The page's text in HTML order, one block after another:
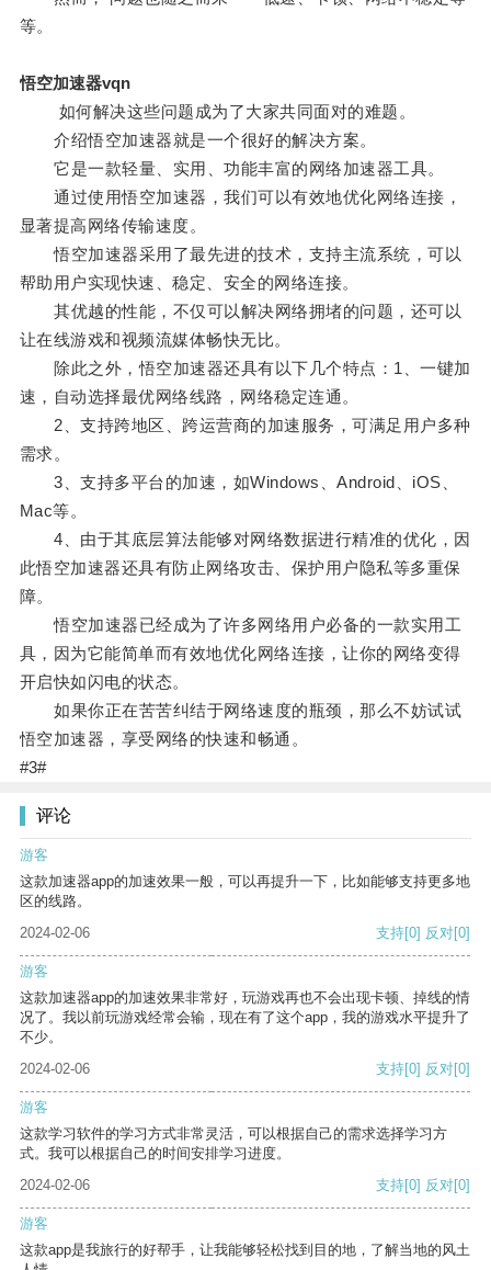
等。
悟空加速器vqn
如何解决这些问题成为了大家共同面对的难题。
介绍悟空加速器就是一个很好的解决方案。
它是一款轻量、实用、功能丰富的网络加速器工具。
通过使用悟空加速器，我们可以有效地优化网络连接，
显著提高网络传输速度。
悟空加速器采用了最先进的技术，支持主流系统，可以
帮助用户实现快速、稳定、安全的网络连接。
其优越的性能，不仅可以解决网络拥堵的问题，还可以
让在线游戏和视频流媒体畅快无比。
除此之外，悟空加速器还具有以下几个特点：1、一键加
速，自动选择最优网络线路，网络稳定连通。
2、支持跨地区、跨运营商的加速服务，可满足用户多种
需求。
3、支持多平台的加速，如Windows、Android、iOS、
Mac等。
4、由于其底层算法能够对网络数据进行精准的优化，因
此悟空加速器还具有防止网络攻击、保护用户隐私等多重保
障。
悟空加速器已经成为了许多网络用户必备的一款实用工
具，因为它能简单而有效地优化网络连接，让你的网络变得
开启快如闪电的状态。
如果你正在苦苦纠结于网络速度的瓶颈，那么不妨试试
悟空加速器，享受网络的快速和畅通。
#3#
评论
游客
这款加速器app的加速效果一般，可以再提升一下，比如能够支持更多地
区的线路。
2024-02-06
支持[0] 反对[0]
游客
这款加速器app的加速效果非常好，玩游戏再也不会出现卡顿、掉线的情
况了。我以前玩游戏经常会输，现在有了这个app，我的游戏水平提升了
不少。
2024-02-06
支持[0] 反对[0]
游客
这款学习软件的学习方式非常灵活，可以根据自己的需求选择学习方
式。我可以根据自己的时间安排学习进度。
2024-02-06
支持[0] 反对[0]
游客
这款app是我旅行的好帮手，让我能够轻松找到目的地，了解当地的风土